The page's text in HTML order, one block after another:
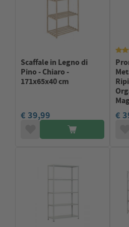
Scaffale in Legno di
Pino - Chiaro -
171x65x40 cm
€ 39,99 €